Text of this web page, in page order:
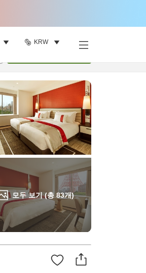
KRW
모두 보기 (총83개)